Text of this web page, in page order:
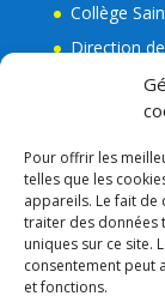
Pour offrir les
telles que les
appareils. Le fait de
traiter des données
uniques sur ce site.
consentement peut
et fonctions.
Collège
Direction
La Mairie
Ecole Jean
Facebook
Lien admin
Mentions
RGPD
Consigne